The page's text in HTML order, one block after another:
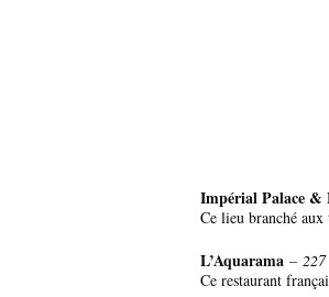
Impérial Palace &
Ce lieu branché
L’Aquarama –
Ce restaurant